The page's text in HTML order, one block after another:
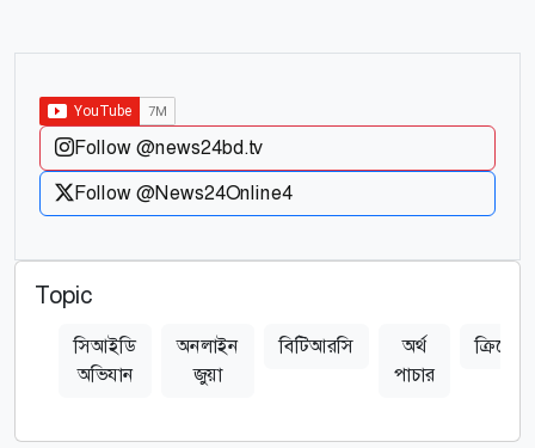
Follow @news24bd.tv
Follow @News24Online4
Topic
সিআইডি
অভিযান
অনলাইন
জুয়া
বিটিআরসি
অর্থ
পাচার